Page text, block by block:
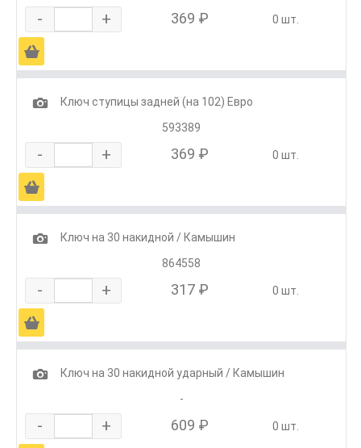
- + 369 ₽ 0 шт.
Ä
1
Ключ ступицы задней (на 102) Евро
593389
- + 369 ₽ 0 шт.
Ä
1
Ключ на 30 накидной / Камышин
864558
- + 317 ₽ 0 шт.
Ä
1
Ключ на 30 накидной ударный / Камышин
-
- + 609 ₽ 0 шт.